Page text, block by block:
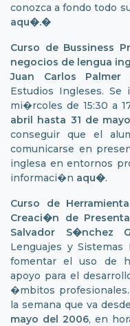
conozca a fondo todo
aqu�.�
Curso de Bussiness
negocios de lengua
Juan Carlos Palmer
Estudios Ingleses.
mi�rcoles de 15:30 a
abril hasta 31 de
conseguir que el
comunicarse en
inglesa en entornos
informaci�n aqu�.
Curso de
Creaci�n de
Salvador S�nchez
Lenguajes y
fomentar el uso de
apoyo para el
�mbitos
la semana que va
mayo del 2006, en